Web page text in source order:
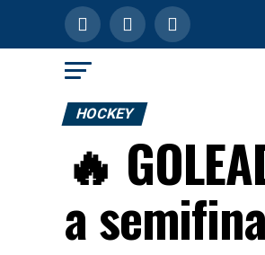
HOCKEY
🔥
a